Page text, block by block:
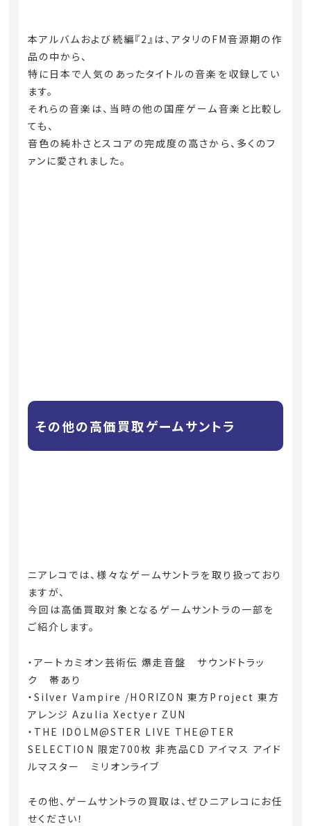
本アルバムおよび続編『2』は、アタリのFM音源期の作
品の中から、
特に日本で人気のあったタイトルの音楽を収録してい
ます。
それらの音楽は、当時の他の国産ゲーム音楽と比較し
ても、
音色の純朴さとスコアの完成度の高さから、多くのフ
ァンに愛されました。
その他の高価買取ゲームサントラ
ニアレコでは、様々なゲームサントラを取り扱っており
ますが、
今回は高価買取対象となるゲームサントラの一部を
ご紹介します。
・アートカミオン芸術伝 爆走音盤 サウンドトラッ
ク 帯あり
・Silver Vampire /HORIZON 東方Project 東方
アレンジ Azulia Xectyer ZUN
・THE IDOLM@STER LIVE THE@TER
SELECTION 限定700枚 非売品CD アイマス アイド
ルマスター ミリオンライブ
その他、ゲームサントラの買取は、ぜひニアレコにお任
せください！